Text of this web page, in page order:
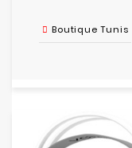
Boutique Tunis